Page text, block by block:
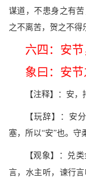
谋道，不患身之有
之不离苦，贺之不得
六四：安节
象曰：安节
【注释】：安
【玩辞】：安
塞，所以“安”也。守
【观象】：兑
言，水主听，谏行